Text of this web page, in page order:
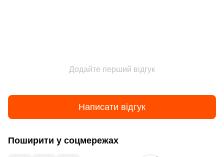
Додайте перший відгук
Написати відгук
Поширити у соцмережах